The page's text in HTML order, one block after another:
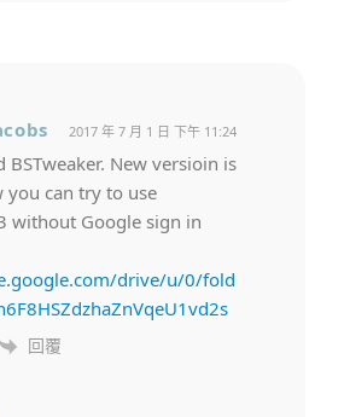
2017 年 7 月 1 日 下午 11:24
BSTweaker. New versioin is
you can try to use
without Google sign in
drive/u/0/fold
回覆